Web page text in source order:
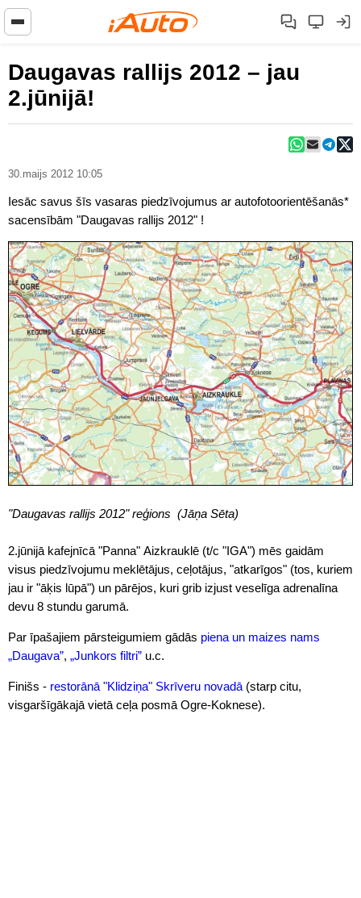
Daugavas rallijs 2012 – jau
2.jūnijā!
30.maijs 2012 10:05
Iesāc savus šīs vasaras piedzīvojumus ar autofotoorientēšanās*
sacensībām "Daugavas rallijs 2012" !
"Daugavas rallijs 2012" reģions (Jāņa Sēta)
2.jūnijā kafejnīcā "Panna" Aizkrauklē (t/c "IGA") mēs gaidām
visus piedzīvojumu meklētājus, ceļotājus, "atkarīgos" (tos, kuriem
jau ir "āķis lūpā") un pārējos, kuri grib izjust veselīga adrenalīna
devu 8 stundu garumā.
Par īpašajiem pārsteigumiem gādās piena un maizes nams
„Daugava”, „Junkors filtri” u.c.
Finišs - restorānā "Klidziņa" Skrīveru novadā (starp citu,
visgaršīgākajā vietā ceļa posmā Ogre-Koknese).